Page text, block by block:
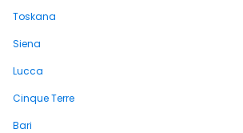
Toskana
Siena
Lucca
Cinque Terre
Bari